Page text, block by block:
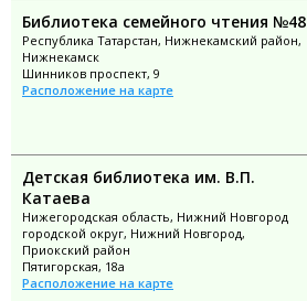
Библиотека семейного чтения №48
Республика Татарстан, Нижнекамский район,
Нижнекамск
Шинников проспект, 9
Расположение на карте
Детская библиотека им. В.П.
Катаева
Нижегородская область, Нижний Новгород
городской округ, Нижний Новгород,
Приокский район
Пятигорская, 18а
Расположение на карте